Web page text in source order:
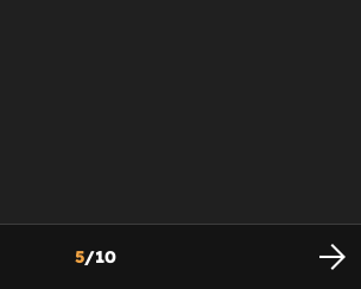
5/10